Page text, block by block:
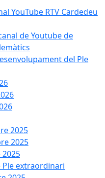
YouTube RTV Cardedeu
de Youtube de
del Ple
2025
2025
Ple extraordinari